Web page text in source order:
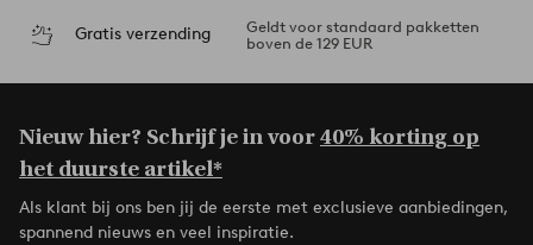
Gratis verzending
Geldt voor standaard pakketten
boven de 129 EUR
Nieuw hier? Schrijf je in voor40% korting op
het duurste artikel*
Als klant bij ons ben jij de eerste met exclusieve aanbiedingen,
spannend nieuws en veel inspiratie.